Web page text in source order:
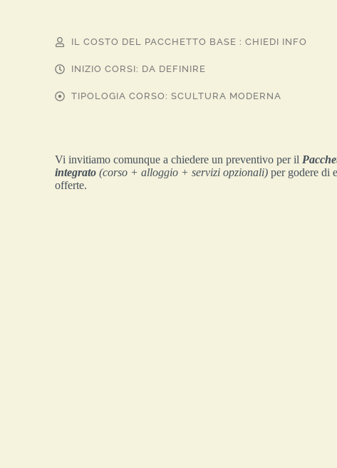
IL COSTO DEL PACCHETTO BASE : CHIEDI INFO
INIZIO CORSI: DA DEFINIRE
TIPOLOGIA CORSO: SCULTURA MODERNA
Vi invitiamo comunque a chiedere un preventivo per il
integrato (corso + alloggio + servizi opzionali) per godere di
offerte.